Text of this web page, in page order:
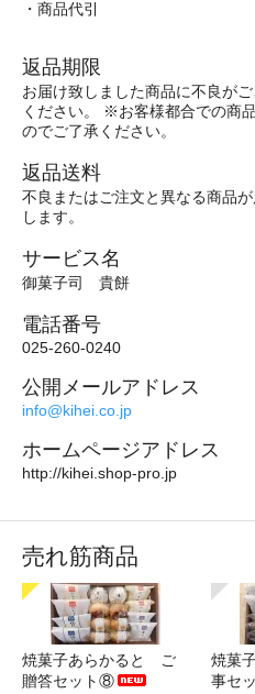
・商品代引
返品期限
お届け致しました商品に不良が
ください。 ※お客様都合での商
のでご了承ください。
返品送料
不良またはご注文と異なる商品
します。
サービス名
御菓子司 貴餅
電話番号
025-260-0240
公開メールアドレス
info@kihei.co.jp
ホームページアドレス
http://kihei.shop-pro.jp
売れ筋商品
焼菓子あらかると ご
贈答セット⑧
焼菓
事セ